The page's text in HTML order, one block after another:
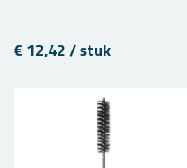
€ 12,42 / stuk